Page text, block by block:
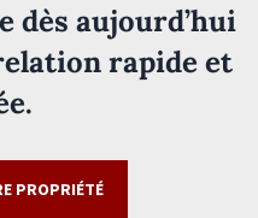
dès aujourd’hui
rapide et
PROPRIÉTÉ